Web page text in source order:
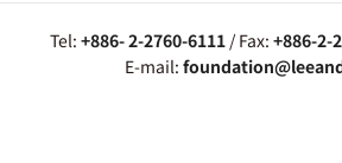
Tel: +886- 2-2760-6111 / Fax: +886-2-
E-mail: